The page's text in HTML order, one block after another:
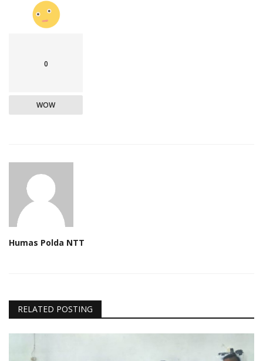
0
WOW
Humas Polda NTT
RELATED POSTING